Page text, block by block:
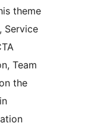
theme
Service
Team
the